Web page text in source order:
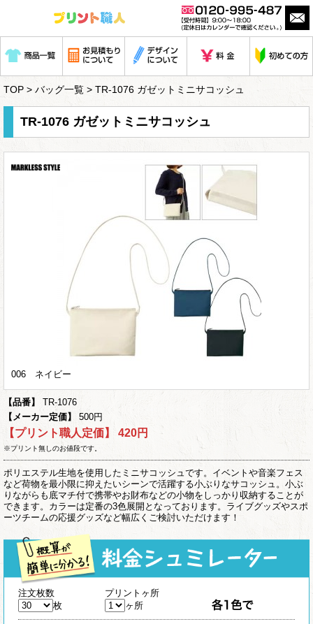
TOP > バッグ一覧 > TR-1076 ガゼットミニサコッシュ
TR-1076 ガゼットミニサコッシュ
006 ネイビー
【品番】
TR-1076
【メーカー定価】
500円
【プリント職人定価】 420円
※プリント無しのお値段です。
ポリエステル生地を使用したミニサコッシュです。イベントや音楽フェス
など荷物を最小限に抑えたいシーンで活躍する小ぶりなサコッシュ。小ぶ
りながらも底マチ付で携帯やお財布などの小物をしっかり収納することが
できます。カラーは定番の3色展開となっております。ライブグッズやスポ
ーツチームの応援グッズなど幅広くご検討いただけます！
注文枚数
プリントヶ所
枚
ヶ所